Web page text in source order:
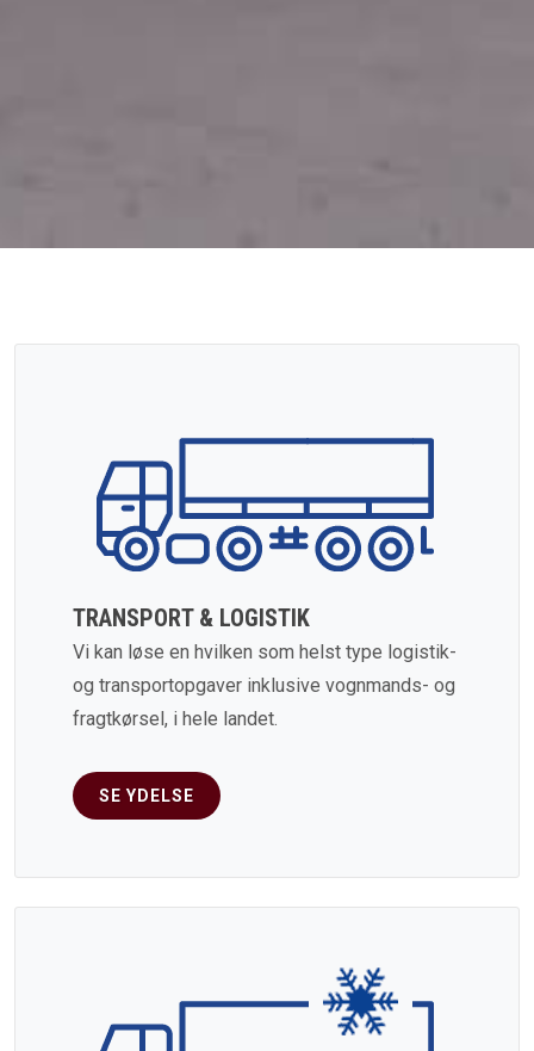
TRANSPORT & LOGISTIK
Vi kan løse en hvilken som helst type logistik-
og transportopgaver inklusive vognmands- og
fragtkørsel, i hele landet.
SE YDELSE